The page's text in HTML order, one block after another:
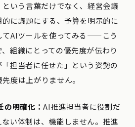
という言葉だけでなく、経営会議
に議題にする、予算を明示的に
てAIツールを使ってみる——こう
組織にとっての優先度が伝わり
担当者に任せた」という姿勢の
度は上がりません。
の明確化：AI推進担当者に役割だ
い体制は、機能しません。推進